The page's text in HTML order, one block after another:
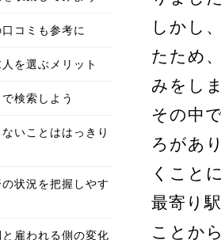
しかし
たため
みをし
その中
ろがあ
くこと
最寄り
ことか
コミも参考に
を選ぶメリット
検索しよう
いことははっきり
状況を把握しやす
雇われる側の変化